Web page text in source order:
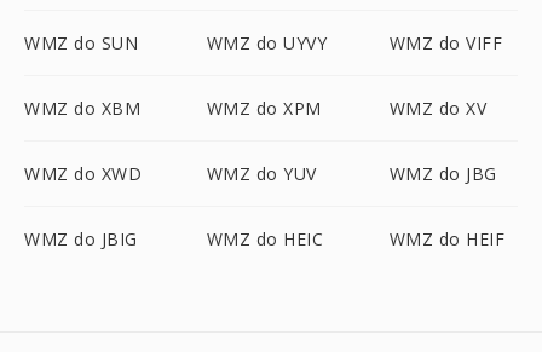
WMZ do SUN WMZ do UYVY WMZ do VIFF
WMZ do XBM WMZ do XPM WMZ do XV
WMZ do XWD WMZ do YUV WMZ do JBG
WMZ do JBIG WMZ do HEIC WMZ do HEIF